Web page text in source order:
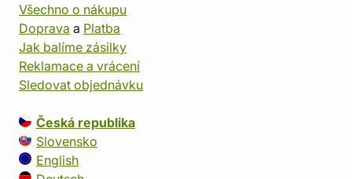
Všechno o nákupu
Doprava a Platba
Jak balíme zásilky
Reklamace a vrácení
Sledovat objednávku
Česká republika
Slovensko
English